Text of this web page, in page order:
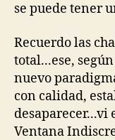
se puede tener
Recuerdo las
total...ese,
nuevo
con calidad,
desaparecer...vi
Ventana